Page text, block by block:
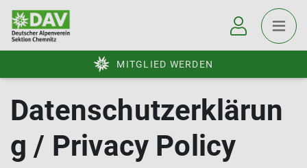
MITGLIED WERDEN
Datenschutzerklärun
g / Privacy Policy